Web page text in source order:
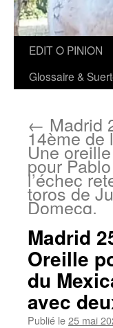
Aller
EDIT O PINION
Glossaire &
← Madrid
14ème de
Une
pour
l’échec
toros de
Domecq.
Madrid
Oreille
du
avec
Publié le25 mai